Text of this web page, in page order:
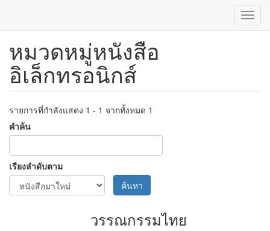
ข้าม
เนื้อหา
หมวดหมู่หนังสือ
อิเล็กทรอนิกส์
รายการที่กำลังแสดง 1 - 1 จากทั้งหมด 1
คำค้น
เรียงลำดับตาม
ค้นหา
วรรณกรรมไทย